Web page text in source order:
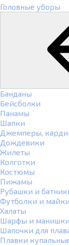
Головные уборы
Банданы
Бейсболки
Панамы
Шапки
Джемперы,
Дождевики
Жилеты
Колготки
Костюмы
Пижамы
Рубашки и
Футболки и майки
Халаты
Шарфы и манишки
Шапочки для
Плавки